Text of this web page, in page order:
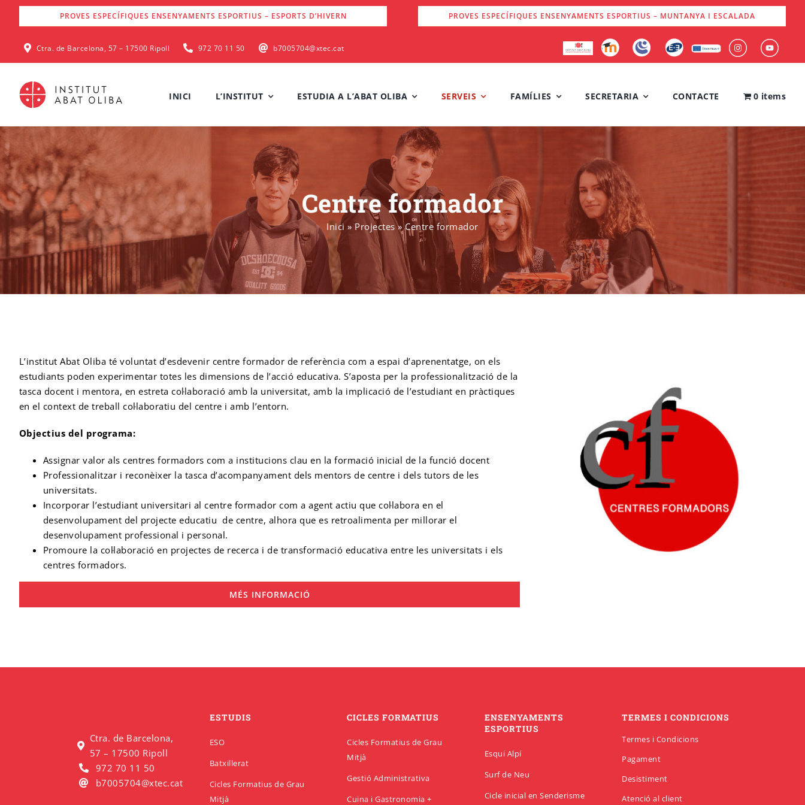
PROVES ESPECÍFIQUES ENSENYAMENTS ESPORTIUS – ESPORTS D’HIVERN PROVES ESPECÍFIQUES ENSENYAMENTS ESPORTIUS – MUNTANYA I ESCALADA
Ctra. de Barcelona, 57 – 17500 Ripoll 972 70 11 50 b7005704@xtec.cat
INICI L’INSTITUT ESTUDIA A L’ABAT OLIBA SERVEIS FAMÍLIES SECRETARIA CONTACTE 0 items
Centre formador
Inici »Projectes»Centre formador
L’institut Abat Oliba té voluntat d’esdevenir centre formador de referència com a espai d’aprenentatge, on els
estudiants poden experimentar totes les dimensions de l’acció educativa. S’aposta per la professionalització de la
tasca docent i mentora, en estreta col·laboració amb la universitat, amb la implicació de l’estudiant en pràctiques
en el context de treball col·laboratiu del centre i amb l’entorn.
Objectius del programa:
Assignar valor als centres formadors com a institucions clau en la formació inicial de la funció docent
Professionalitzar i reconèixer la tasca d’acompanyament dels mentors de centre i dels tutors de les
universitats.
Incorporar l’estudiant universitari al centre formador com a agent actiu que col·labora en el
desenvolupament del projecte educatiu de centre, alhora que es retroalimenta per millorar el
desenvolupament professional i personal.
Promoure la col·laboració en projectes de recerca i de transformació educativa entre les universitats i els
centres formadors.
MÉS INFORMACIÓ
Ctra. de Barcelona,
57 – 17500 Ripoll
972 70 11 50
b7005704@xtec.cat
ESTUDIS
ESO
Batxillerat
Cicles Formatius de Grau
Mitjà
CICLES FORMATIUS
Cicles Formatius de Grau
Mitjà
Gestió Administrativa
Cuina i Gastronomia +
ENSENYAMENTS
ESPORTIUS
Esquí Alpí
Surf de Neu
Cicle inicial en Senderisme
TERMES I CONDICIONS
Termes i Condicions
Pagament
Desistiment
Atenció al client